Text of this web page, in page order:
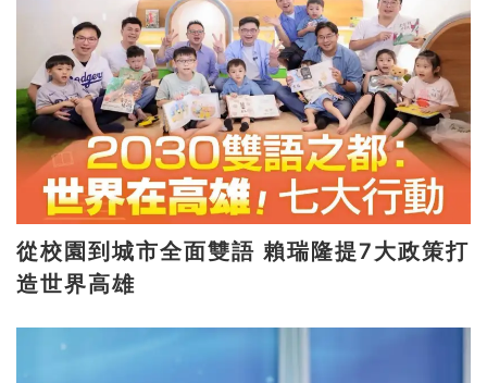
從校園到城市全面雙語 賴瑞隆提7大政策打
造世界高雄